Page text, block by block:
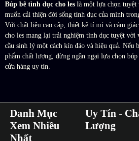
Búp bê tình dục cho les là một lựa chọn tuyệt
muốn cải thiện đời sống tình dục của mình
Với chất liệu cao cấp, thiết kế tỉ mỉ và cảm
cho les mang lại trải nghiệm tình dục tuyệt vời
cầu sinh lý một cách kín đáo và hiệu quả. Nếu
phẩm chất lượng, đừng ngần ngại lựa chọn
cửa hàng uy tín.
Danh Mục
Xem Nhiều
Nhất
Uy Tín -
Lượng